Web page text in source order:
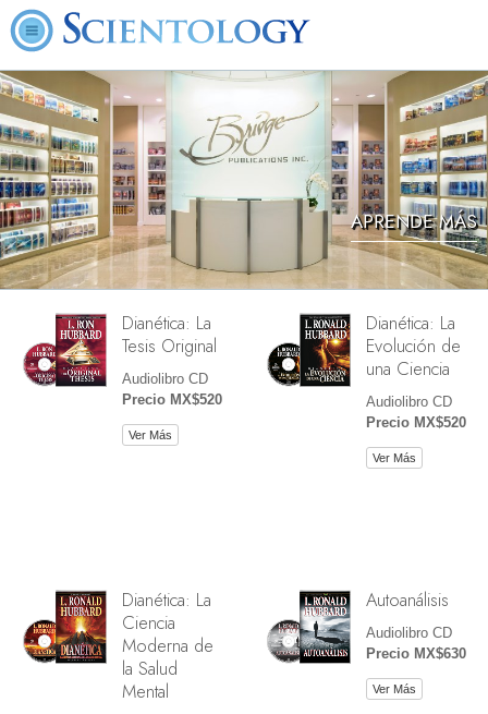
APRENDE MÁS
Dianética: La
Tesis Original
Audiolibro CD
Precio MX$520
Ver Más
Dianética: La
Evolución de
una Ciencia
Audiolibro CD
Precio MX$520
Ver Más
Dianética: La
Ciencia
Moderna de
la Salud
Mental
Autoanálisis
Audiolibro CD
Precio MX$630
Ver Más